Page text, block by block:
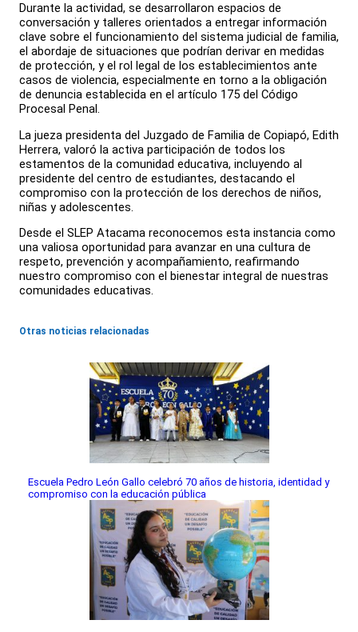
Durante la actividad, se desarrollaron espacios de
conversación y talleres orientados a entregar información
clave sobre el funcionamiento del sistema judicial de familia,
el abordaje de situaciones que podrían derivar en medidas
de protección, y el rol legal de los establecimientos ante
casos de violencia, especialmente en torno a la obligación
de denuncia establecida en el artículo 175 del Código
Procesal Penal.
La jueza presidenta del Juzgado de Familia de Copiapó, Edith
Herrera, valoró la activa participación de todos los
estamentos de la comunidad educativa, incluyendo al
presidente del centro de estudiantes, destacando el
compromiso con la protección de los derechos de niños,
niñas y adolescentes.
Desde el SLEP Atacama reconocemos esta instancia como
una valiosa oportunidad para avanzar en una cultura de
respeto, prevención y acompañamiento, reafirmando
nuestro compromiso con el bienestar integral de nuestras
comunidades educativas.
Otras noticias relacionadas
Escuela Pedro León Gallo celebró 70 años de historia, identidad y
compromiso con la educación pública